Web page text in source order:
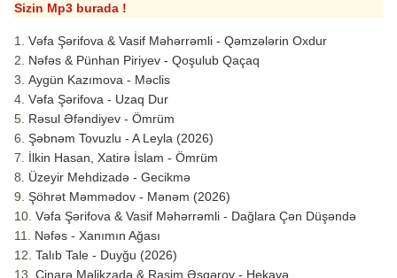
Sizin Mp3 burada !
Vəfa Şərifova & Vasif Məhərrəmli - Qəmzələrin Oxdur
Nəfəs & Pünhan Piriyev - Qoşulub Qaçaq
Aygün Kazımova - Məclis
Vəfa Şərifova - Uzaq Dur
Rəsul Əfəndiyev - Ömrüm
Şəbnəm Tovuzlu - A Leyla (2026)
İlkin Hasan, Xatirə İslam - Ömrüm
Üzeyir Mehdizadə - Gecikmə
Şöhrət Məmmədov - Mənəm (2026)
Vəfa Şərifova & Vasif Məhərrəmli - Dağlara Çən Düşəndə
Nəfəs - Xanımın Ağası
Talıb Tale - Duyğu (2026)
Çinarə Məlikzadə & Rasim Əsgərov - Hekayə